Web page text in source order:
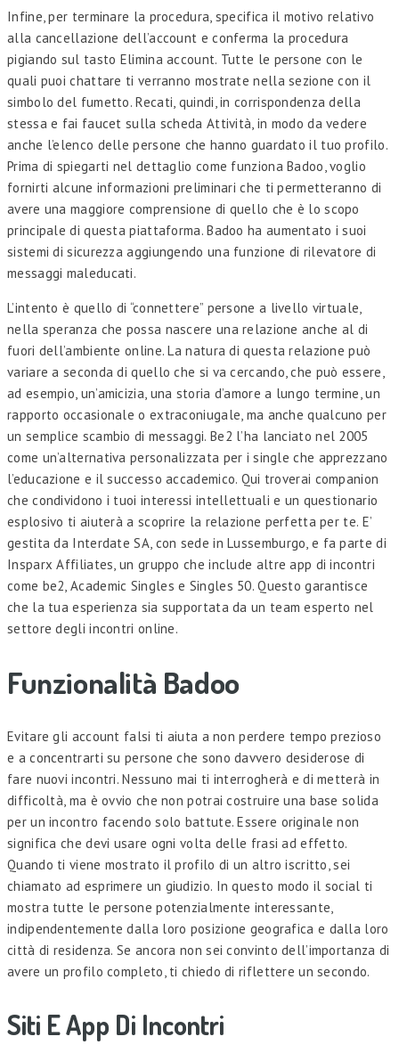
Infine, per terminare la procedura, specifica il motivo relativo
alla cancellazione dell’account e conferma la procedura
pigiando sul tasto Elimina account. Tutte le persone con le
quali puoi chattare ti verranno mostrate nella sezione con il
simbolo del fumetto. Recati, quindi, in corrispondenza della
stessa e fai faucet sulla scheda Attività, in modo da vedere
anche l’elenco delle persone che hanno guardato il tuo profilo.
Prima di spiegarti nel dettaglio come funziona Badoo, voglio
fornirti alcune informazioni preliminari che ti permetteranno di
avere una maggiore comprensione di quello che è lo scopo
principale di questa piattaforma. Badoo ha aumentato i suoi
sistemi di sicurezza aggiungendo una funzione di rilevatore di
messaggi maleducati.
L’intento è quello di “connettere” persone a livello virtuale,
nella speranza che possa nascere una relazione anche al di
fuori dell’ambiente online. La natura di questa relazione può
variare a seconda di quello che si va cercando, che può essere,
ad esempio, un’amicizia, una storia d’amore a lungo termine, un
rapporto occasionale o extraconiugale, ma anche qualcuno per
un semplice scambio di messaggi. Be2 l’ha lanciato nel 2005
come un’alternativa personalizzata per i single che apprezzano
l’educazione e il successo accademico. Qui troverai companion
che condividono i tuoi interessi intellettuali e un questionario
esplosivo ti aiuterà a scoprire la relazione perfetta per te. E’
gestita da Interdate SA, con sede in Lussemburgo, e fa parte di
Insparx Affiliates, un gruppo che include altre app di incontri
come be2, Academic Singles e Singles 50. Questo garantisce
che la tua esperienza sia supportata da un team esperto nel
settore degli incontri online.
Funzionalità Badoo
Evitare gli account falsi ti aiuta a non perdere tempo prezioso
e a concentrarti su persone che sono davvero desiderose di
fare nuovi incontri. Nessuno mai ti interrogherà e di metterà in
difficoltà, ma è ovvio che non potrai costruire una base solida
per un incontro facendo solo battute. Essere originale non
significa che devi usare ogni volta delle frasi ad effetto.
Quando ti viene mostrato il profilo di un altro iscritto, sei
chiamato ad esprimere un giudizio. In questo modo il social ti
mostra tutte le persone potenzialmente interessante,
indipendentemente dalla loro posizione geografica e dalla loro
città di residenza. Se ancora non sei convinto dell’importanza di
avere un profilo completo, ti chiedo di riflettere un secondo.
Siti E App Di Incontri